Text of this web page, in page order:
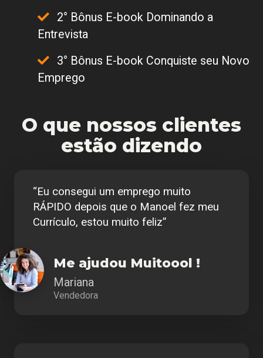
2° Bônus E-book Dominando a
Entrevista
3° Bônus E-book Conquiste seu Novo
Emprego
O que nossos clientes
estão dizendo
“Eu consegui um emprego muito
RÁPIDO depois que o Manoel fez meu
Currículo, estou muito feliz”
Me ajudou Muitoool !
Mariana
Vendedora